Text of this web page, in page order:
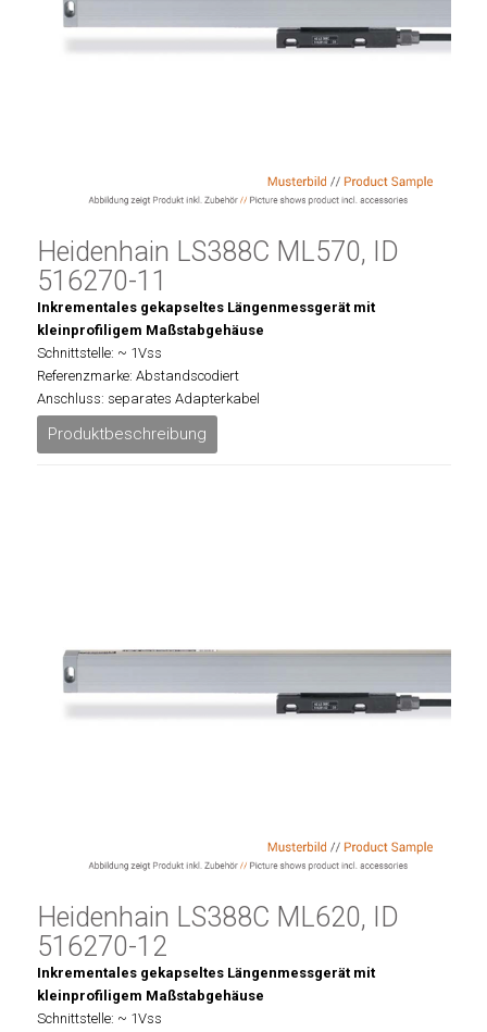
Heidenhain LS388C ML570, ID
516270-11
Inkrementales gekapseltes Längenmessgerät mit
kleinprofiligem Maßstabgehäuse
Schnittstelle: ~ 1Vss
Referenzmarke: Abstandscodiert
Anschluss: separates Adapterkabel
Produktbeschreibung
Heidenhain LS388C ML620, ID
516270-12
Inkrementales gekapseltes Längenmessgerät mit
kleinprofiligem Maßstabgehäuse
Schnittstelle: ~ 1Vss